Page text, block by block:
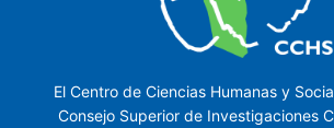
El Centro de Ciencias Humanas y
Consejo Superior de Investigaciones